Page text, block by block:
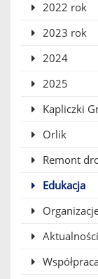
2022 rok
2023 rok
2024
2025
Kapliczki
Orlik
Remont
Edukacja
Aktualności